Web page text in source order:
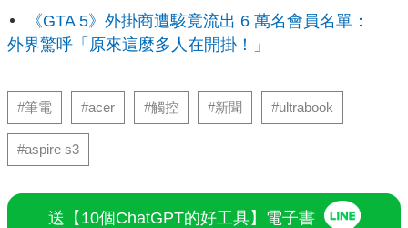
《GTA 5》外掛商遭駭竟流出 6 萬名會員名單：
外界驚呼「原來這麼多人在開掛！」
#筆電 #acer #觸控 #新聞 #ultrabook
#aspire s3
送【10個ChatGPT的好工具】電子書